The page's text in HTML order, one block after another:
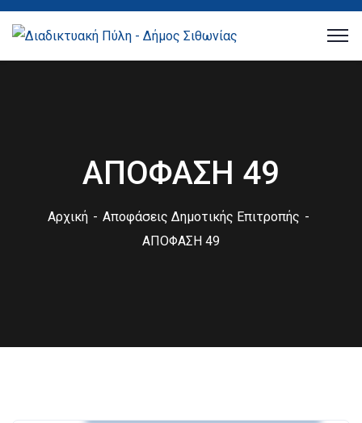
ΑΠΟΦΑΣΗ 49
Αρχική
Αποφάσεις Δημοτικής Επιτροπής
ΑΠΟΦΑΣΗ 49